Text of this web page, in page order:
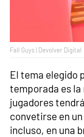
Fall Guys | Devolver Digital
El tema elegido
temporada es la
jugadores
convetirse en
incluso, en una